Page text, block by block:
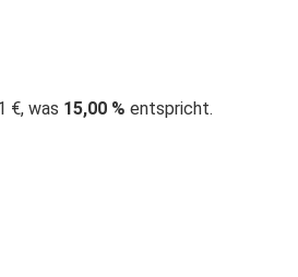
€, was 15,00 % entspricht.